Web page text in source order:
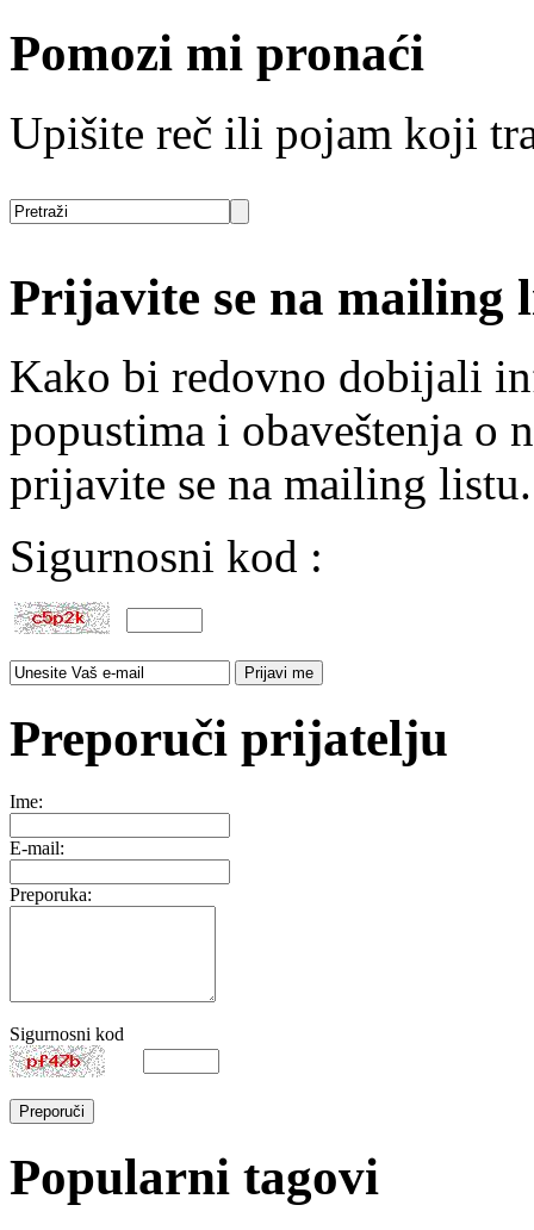
Pomozi mi pronaći
Upišite reč ili pojam koji
Prijavite se na mailing
Kako bi redovno dobijali
popustima i obaveštenja o
prijavite se na mailing listu.
Sigurnosni kod :
Preporuči prijatelju
Ime:
E-mail:
Preporuka:
Sigurnosni kod
Popularni tagovi